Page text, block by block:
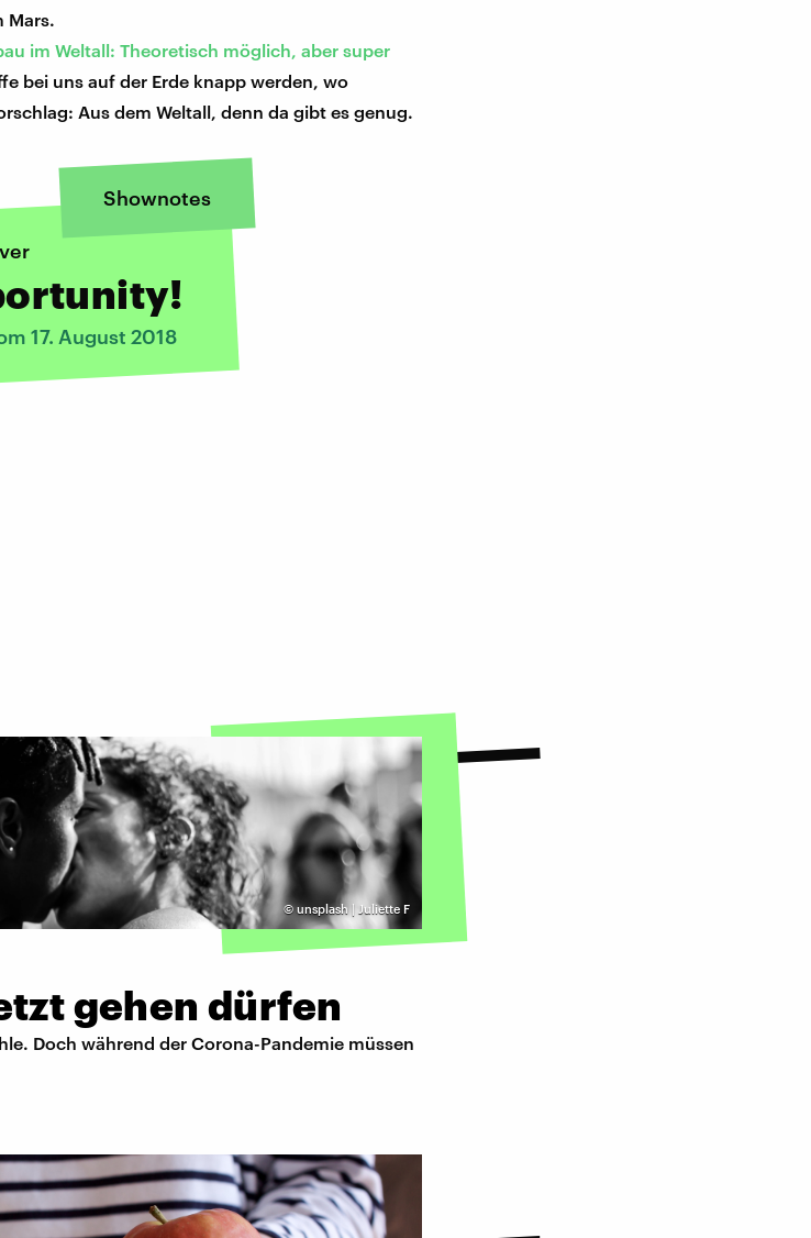
Mars.
im Weltall: Theoretisch möglich, aber super
bei uns auf der Erde knapp werden, wo
Aus dem Weltall, denn da gibt es genug.
Shownotes
17. August 2018
©unsplash | Juliette F
gehen dürfen
Doch während der Corona-Pandemie müssen